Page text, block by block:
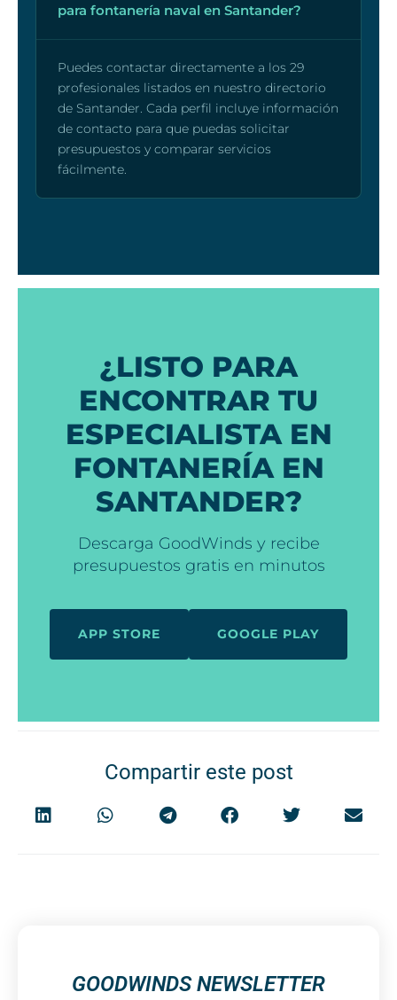
para fontanería naval en Santander?
Puedes contactar directamente a los 29
profesionales listados en nuestro directorio
de Santander. Cada perfil incluye información
de contacto para que puedas solicitar
presupuestos y comparar servicios
fácilmente.
¿LISTO PARA
ENCONTRAR TU
ESPECIALISTA EN
FONTANERÍA EN
SANTANDER?
Descarga GoodWinds y recibe
presupuestos gratis en minutos
APP STORE GOOGLE PLAY
Compartir este post
GOODWINDS NEWSLETTER